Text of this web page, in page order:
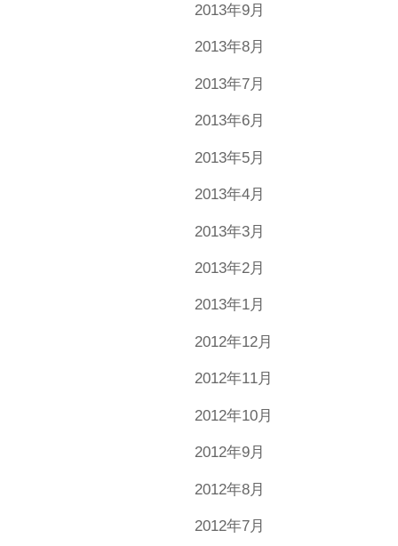
2013年9月
2013年8月
2013年7月
2013年6月
2013年5月
2013年4月
2013年3月
2013年2月
2013年1月
2012年12月
2012年11月
2012年10月
2012年9月
2012年8月
2012年7月